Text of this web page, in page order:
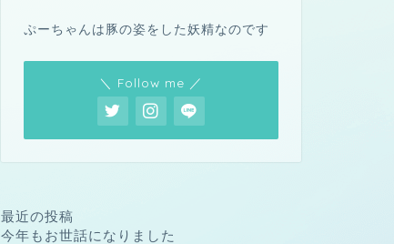
ぷーちゃんは豚の姿をした妖精なのです
＼ Follow me ／
最近の投稿
今年もお世話になりました